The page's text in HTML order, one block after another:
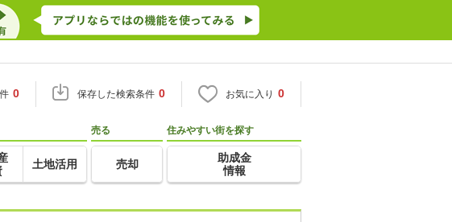
0 保存した検索条件 0 お気に入り 0
土地活用
売る
売却
住みやすい街を探す
助成金
情報